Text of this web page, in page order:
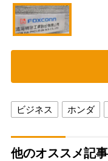
ビジネス ホンダ
他のオススメ記事